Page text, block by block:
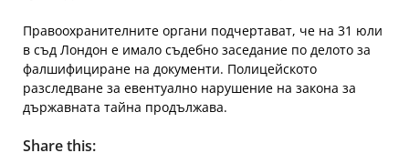
Правоохранителните органи подчертават, че на 31 юли
в съд Лондон е имало съдебно заседание по делото за
фалшифициране на документи. Полицейското
разследване за евентуално нарушение на закона за
държавната тайна продължава.
Share this: